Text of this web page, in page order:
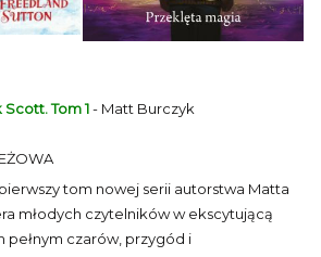
Tom 1- Matt Burczyk
tom nowej serii autorstwa Matta
młodych czytelników w ekscytującą
pełnym czarów, przygód i